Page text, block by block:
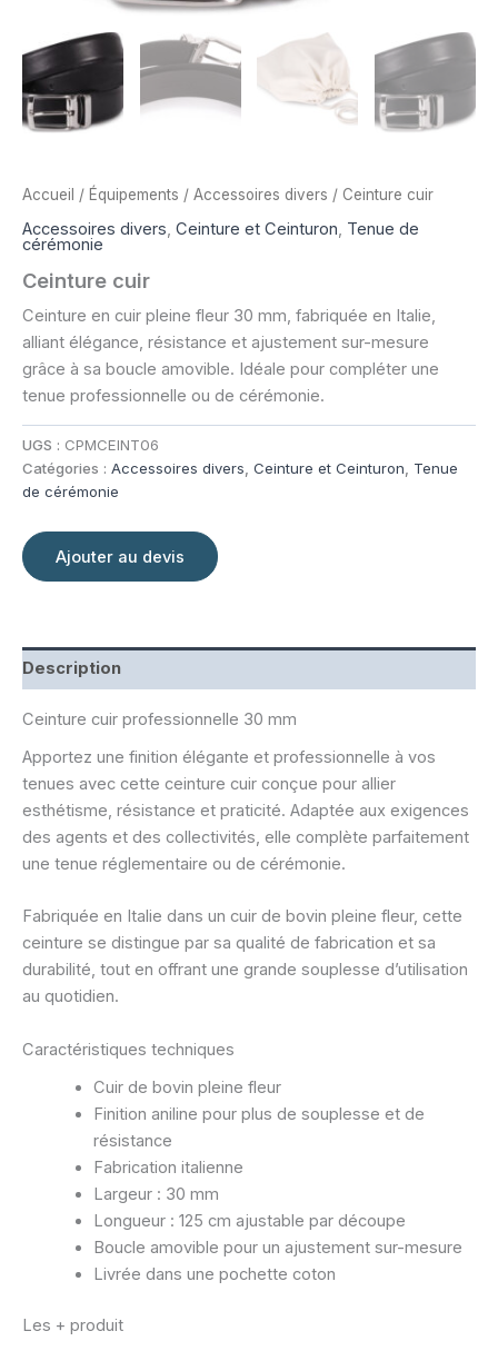
Accueil / Équipements / Accessoires divers / Ceinture cuir
Accessoires divers, Ceinture et Ceinturon, Tenue de
cérémonie
Ceinture cuir
Ceinture en cuir pleine fleur 30 mm, fabriquée en Italie,
alliant élégance, résistance et ajustement sur-mesure
grâce à sa boucle amovible. Idéale pour compléter une
tenue professionnelle ou de cérémonie.
UGS : CPMCEINT06
Catégories : Accessoires divers Ceinture et Ceinturon
Tenue
de cérémonie
Ajouter au devis
Description
Ceinture cuir professionnelle 30 mm
Apportez une finition élégante et professionnelle à vos
tenues avec cette ceinture cuir conçue pour allier
esthétisme, résistance et praticité. Adaptée aux exigences
des agents et des collectivités, elle complète parfaitement
une tenue réglementaire ou de cérémonie.
Fabriquée en Italie dans un cuir de bovin pleine fleur, cette
ceinture se distingue par sa qualité de fabrication et sa
durabilité, tout en offrant une grande souplesse d’utilisation
au quotidien.
Caractéristiques techniques
Cuir de bovin pleine fleur
Finition aniline pour plus de souplesse et de
résistance
Fabrication italienne
Largeur : 30 mm
Longueur : 125 cm ajustable par découpe
Boucle amovible pour un ajustement sur-mesure
Livrée dans une pochette coton
Les + produit